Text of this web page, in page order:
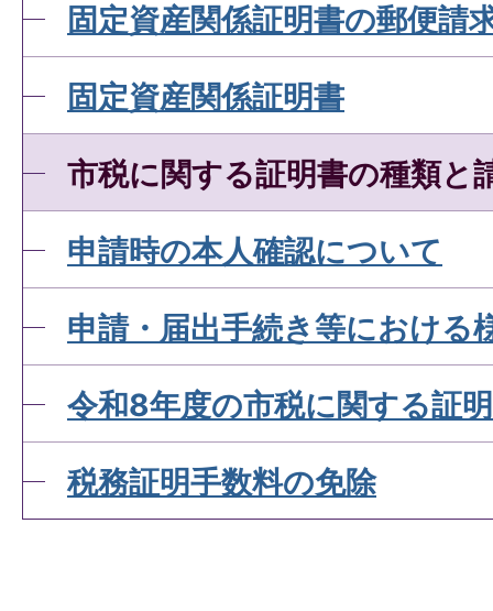
固定資産関係証明書の郵便請
固定資産関係証明書
市税に関する証明書の種類と
申請時の本人確認について
申請・届出手続き等における
令和8年度の市税に関する証
税務証明手数料の免除